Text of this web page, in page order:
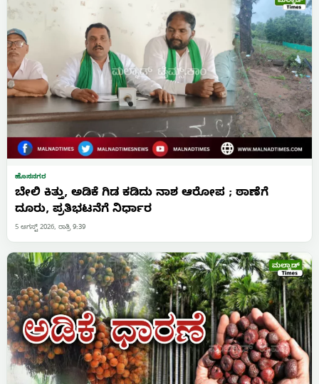
ಹೊಸನಗರ
ಬೇಲಿ ಕಿತ್ತು, ಅಡಿಕೆ ಗಿಡ ಕಡಿದು ನಾಶ ಆರೋಪ ; ಠಾಣೆಗೆ
ದೂರು, ಪ್ರತಿಭಟನೆಗೆ ನಿರ್ಧಾರ
5 ಆಗಸ್ಟ್ 2026, ರಾತ್ರಿ 9:39